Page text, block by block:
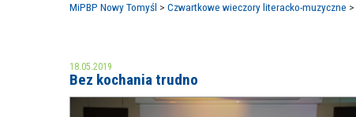
MiPBP Nowy Tomyśl > Czwartkowe wieczory literacko-muzyczne >
18.05.2019
Bez kochania trudno